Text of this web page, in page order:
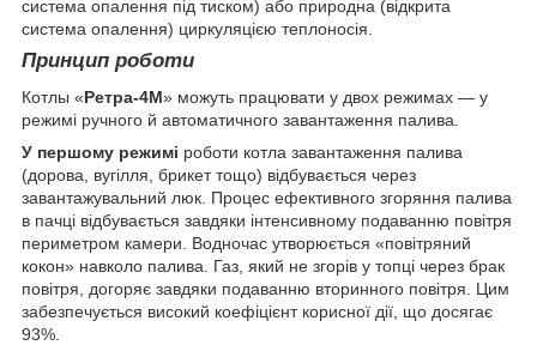
система опалення під тиском) або природна (відкрита
система опалення) циркуляцією теплоносія.
Принцип роботи
Котлы «Ретра-4М» можуть працювати у двох режимах — у
режимі ручного й автоматичного завантаження палива.
У першому режимі роботи котла завантаження палива
(дорова, вугілля, брикет тощо) відбувається через
завантажувальний люк. Процес ефективного згоряння палива
в пачці відбувається завдяки інтенсивному подаванню повітря
периметром камери. Водночас утворюється «повітряний
кокон» навколо палива. Газ, який не згорів у топці через брак
повітря, догоряє завдяки подаванню вторинного повітря. Цим
забезпечується високий коефіцієнт корисної дії, що досягає
93%.